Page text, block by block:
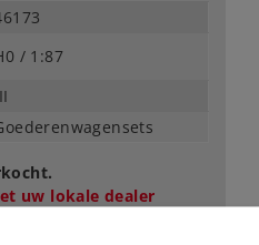
/ 1:87
uw lokale dealer